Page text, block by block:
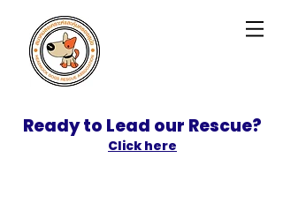
Ready to Lead our Rescue?
Click here